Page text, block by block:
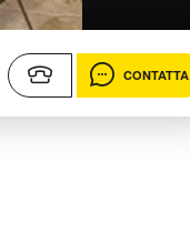
CONTATTA